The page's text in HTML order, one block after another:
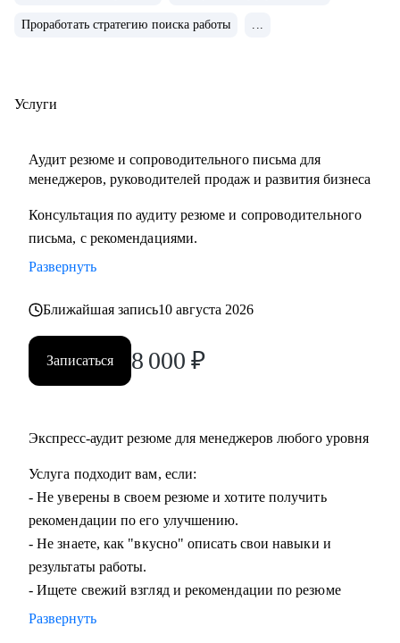
сопроводительное письмо.
• Определиться с карьерной целью.
уровня до руководителя подразделения.
команды.
сотрудником/руководителем.
Кому могу помочь:
• Специалистам всех уровней в области, операций,
определиться с дальнейшими шагами.
• Тем, кто только стал руководителем: как работать с
командой, выстраивать эффективные процессы,
мотивировать, как работать с заказчиками и
руководителями.
• Опытным руководителям, кто испытывает сложности в
работе с командой или не понимает как дальше расти.
Проработать стратегию поиска работы ...
Услуги
Аудит резюме и сопроводительного письма для
менеджеров, руководителей продаж и развития бизнеса
Консультация по аудиту резюме и сопроводительного
письма, с рекомендациями.
Развернуть
Ближайшая запись10 августа 2026
Записаться 8 000 ₽
Экспресс-аудит резюме для менеджеров любого уровня
Услуга подходит вам, если:
- Не уверены в своем резюме и хотите получить
рекомендации по его улучшению.
- Не знаете, как "вкусно" описать свои навыки и
результаты работы.
- Ищете свежий взгляд и рекомендации по резюме
Развернуть